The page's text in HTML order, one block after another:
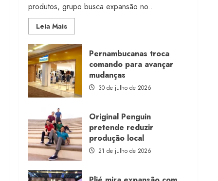
produtos, grupo busca expansão no...
Leia MaisRead
more
Morena
Rosa
lança
franquia
com
estoque
consignado
Pernambucanas troca
comando para avançar
mudanças
30 de julho de 2026
Original Penguin
pretende reduzir
produção local
21 de julho de 2026